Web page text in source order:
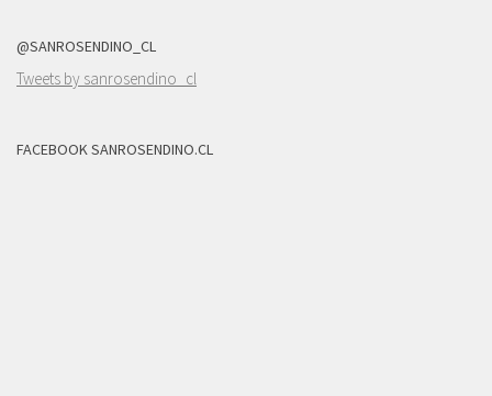
@SANROSENDINO_CL
Tweets by sanrosendino_cl
FACEBOOK SANROSENDINO.CL